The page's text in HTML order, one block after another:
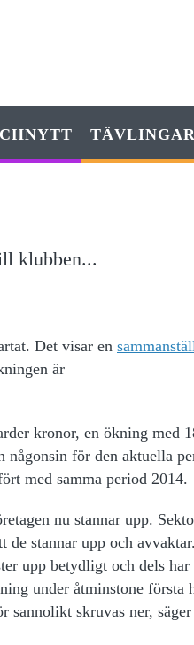
TÄVLINGAR
klubben...
Det visar en
är
kronor, en ökning med
någonsin för den aktuella
med samma period 2014.
nu stannar upp.
de stannar upp och
upp betydligt och dels har
under åtminstone första
sannolikt skruvas ner, säger